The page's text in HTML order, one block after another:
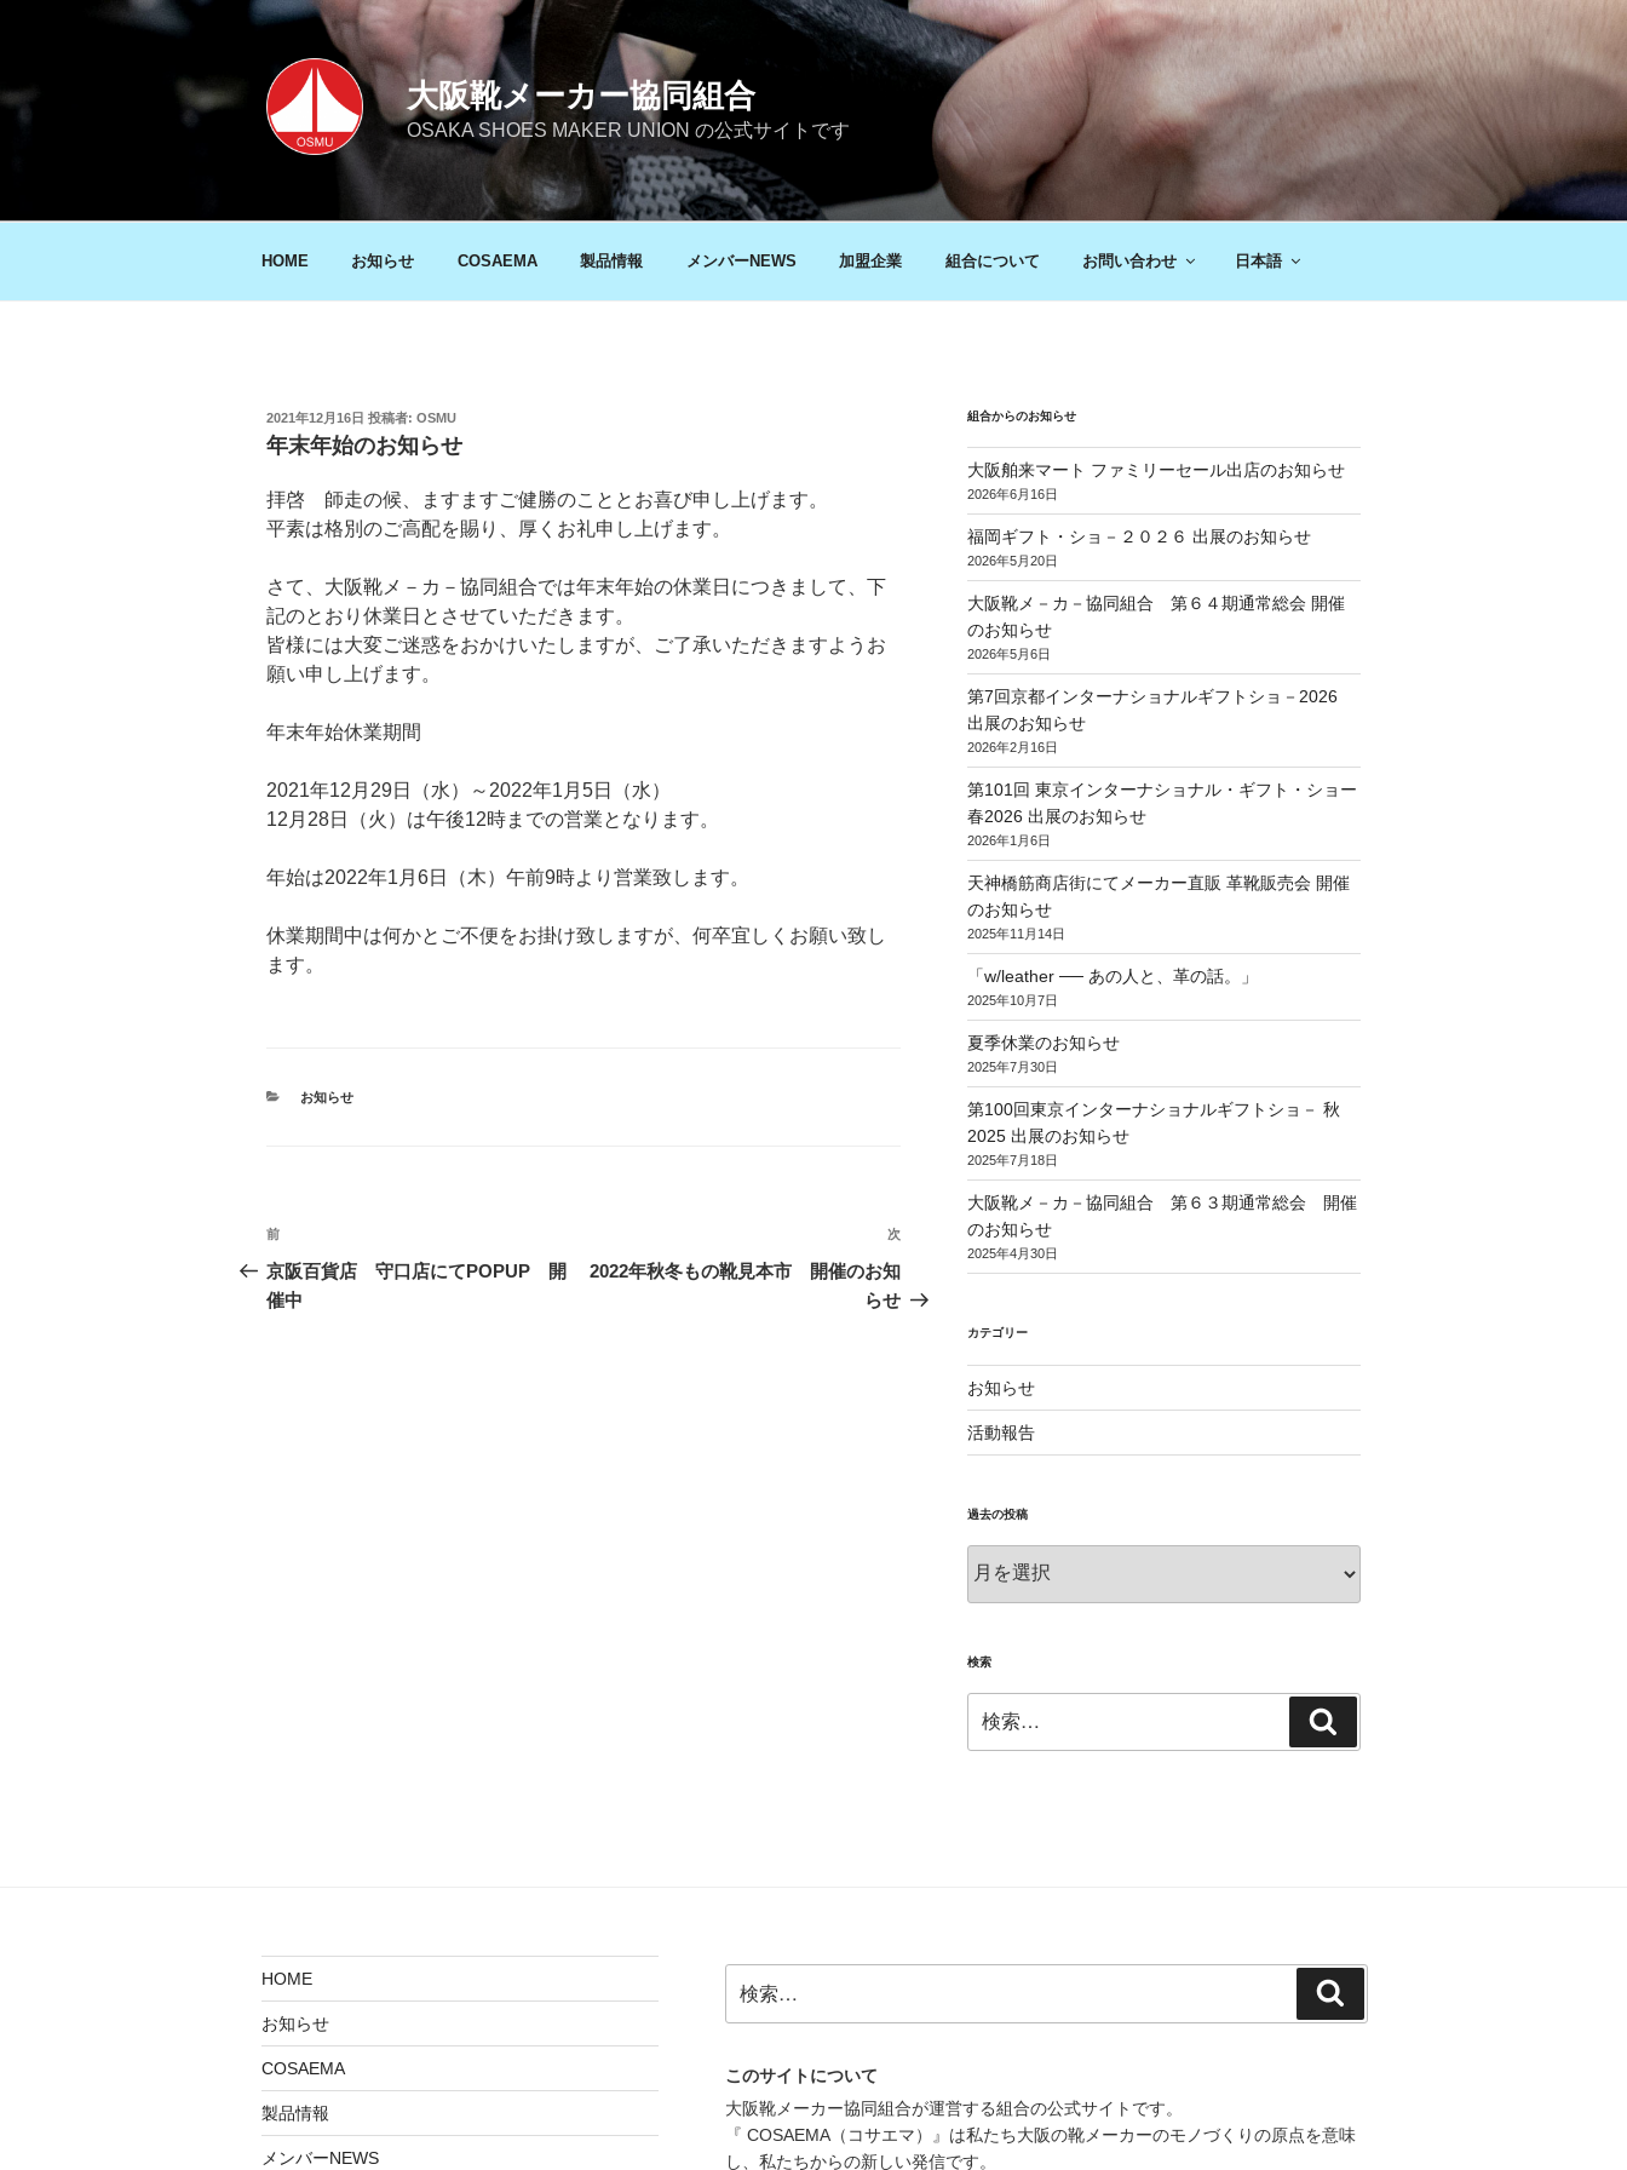
ン
キ
大阪靴メーカー協同組合
OSAKA SHOES MAKER UNION の公式サイトです
HOME お知らせ COSAEMA 製品情報 メンバーNEWS 加盟企業 組合について お問い合わせ 日本語
投
稿
日:
2021年12月16日 投稿者: OSMU
年末年始のお知らせ
拝啓 師走の候、ますますご健勝のこととお喜び申し上げます。
平素は格別のご高配を賜り、厚くお礼申し上げます。
さて、大阪靴メ－カ－協同組合では年末年始の休業日につきまして、下
記のとおり休業日とさせていただきます。
皆様には大変ご迷惑をおかけいたしますが、ご了承いただきますようお
願い申し上げます。
年末年始休業期間
2021年12月29日（水）～2022年1月5日（水）
12月28日（火）は午後12時までの営業となります。
年始は2022年1月6日（木）午前9時より営業致します。
休業期間中は何かとご不便をお掛け致しますが、何卒宜しくお願い致し
ます。
カ
お知らせ
投
稿
ナ
前
の
投
前
京阪百貨店 守口店にてPOPUP 開
催中
次
の
投
次
2022年秋冬もの靴見本市 開催のお知
らせ
組合からのお知らせ
大阪舶来マート ファミリーセール出店のお知らせ
2026年6月16日
福岡ギフト・ショ－２０２６ 出展のお知らせ
2026年5月20日
大阪靴メ－カ－協同組合 第６４期通常総会 開催
のお知らせ
2026年5月6日
第7回京都インターナショナルギフトショ－2026
出展のお知らせ
2026年2月16日
第101回 東京インターナショナル・ギフト・ショー
春2026 出展のお知らせ
2026年1月6日
天神橋筋商店街にてメーカー直販 革靴販売会 開催
のお知らせ
2025年11月14日
「w/leather ── あの人と、革の話。」
2025年10月7日
夏季休業のお知らせ
2025年7月30日
第100回東京インターナショナルギフトショ－ 秋
2025 出展のお知らせ
2025年7月18日
大阪靴メ－カ－協同組合 第６３期通常総会 開催
のお知らせ
2025年4月30日
カテゴリー
お知らせ
活動報告
過去の投稿
去
稿
検索
索:
索
HOME
お知らせ
COSAEMA
製品情報
メンバーNEWS
索:
索
このサイトについて
大阪靴メーカー協同組合が運営する組合の公式サイトです。
『 COSAEMA（コサエマ）』は私たち大阪の靴メーカーのモノづくりの原点を意味
し、私たちからの新しい発信です。